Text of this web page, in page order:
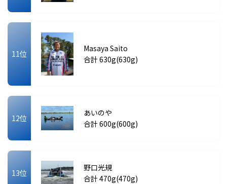
11位
Masaya Saito
合計 630g(630g)
12位
あいのや
合計 600g(600g)
13位
野口光規
合計 470g(470g)